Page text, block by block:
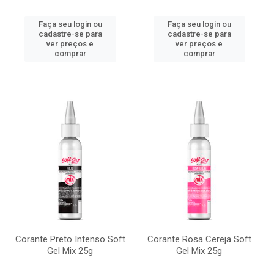
Faça seu login ou
cadastre-se para
ver preços e
comprar
Faça seu login ou
cadastre-se para
ver preços e
comprar
Corante Preto Intenso Soft
Gel Mix 25g
Corante Rosa Cereja Soft
Gel Mix 25g